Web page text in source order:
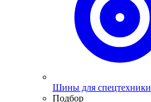
Шины для спецтехники
Подбор